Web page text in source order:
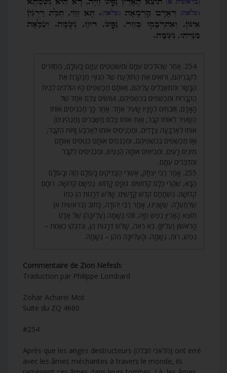
254. אַחַר שֶׁהוֹלְכִים עִמָּם וּמְשׁוֹטְטִים עִמָּם בָּעוֹלָם, מַחֲזִירִים
לְקִבְרֵיהֶם, וְרוֹאִים אֶת הַתּוֹלַעַת שֶׁל הַגּוּף מְנַקֶּרֶת אֶת
הַבָּשָׂר וּמִתְאַבְּלִים עֲלֵיהֶם, וְאוֹתָם מְכַשְּׁפִים הָיוּ הוֹלְכִים לְבֵית
הַקְּבָרוֹת וּמְכַשְּׁפִים בְּכִשְׁפֵיהֶם, וְעוֹשִׂים צֶלֶם אֶחָד שֶׁל
הָאָדָם, וְזוֹבְחִים לְפָנָיו שָׂעִיר אֶחָד. אַחַר כָּךְ מַכְנִיסִים אוֹתוֹ
הַשָּׂעִיר לְאוֹתוֹ קֶבֶר, וְאֶת אוֹתוֹ צֶלֶם מְשַׁבְּרִים (מַנְהִיגִים)
אוֹתוֹ לְאַרְבָּעָה צְדָדִים, וּמַכְנִיסִים אוֹתוֹ לְאַרְבַּע זָוִיּוֹת הַקֶּבֶר,
וְאָז מְכַשְּׁפִים בְּכִשְׁפֵיהֶם, וּמְכַנְּסִים אוֹתָם כִּנּוּסִים וְאוֹתָם
מִינִים רָעִים, וּמְבִיאִים אוֹתָהּ הַנֶּפֶשׁ, וּמַכְנִיסִים לַקֶּבֶר
וּמְדַבְּרִים עִמָּם.
255. אָמַר רַבִּי יִצְחָק, אַשְׁרֵי הַצַּדִּיקִים בָּעוֹלָם הַזֶּה וּבָעוֹלָם
הַבָּא, שֶׁהֲרֵי כֻּלָּם קְדוֹשִׁים. גּוּפָם קָדוֹשׁ. נַפְשָׁם קְדוֹשָׁה. רוּחָם
קְדוֹשָׁה. נִשְׁמָתָם קֹדֶשׁ קָדָשִׁים. שָׁלֹשׁ דְּרָגוֹת הֵן כְּמוֹ
שֶׁלְּמַעְלָה. שֶׁשָּׁנִינוּ, אָמַר רַבִּי יְהוּדָה, כָּתוּב (בראשית א)
תּוֹצֵא הָאָרֶץ נֶפֶשׁ חַיָּה, זוֹהִי נְשָׁמָה (עֶלְיוֹנָה) שֶׁל אָדָם
הָרִאשׁוֹן (עֶלְיוֹן). בֹּא רְאֵה, שָׁלֹשׁ דְּרָגוֹת הֵן, וְנִדְבְּקוּ כְאַחַת –
נֶפֶשׁ, רוּחַ, נְשָׁמָה. וְהָעֶלְיוֹנָה מֵהֶן – נְשָׁמָה.
Commentaire de Zion Nefesh:
Traduction par Philippe Lombard
Zohar Acharei Mot
Suite du ZQ 4660
#254
Après que les anges destructeurs (מלאכי חבלה) ont erré
avec les âmes méchantes à travers le monde, ils